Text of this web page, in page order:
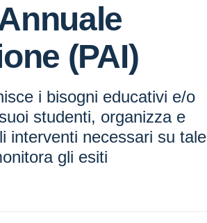
(PAI)
i bisogni educativi e/o
studenti, organizza e
interventi necessari su tale
gli esiti